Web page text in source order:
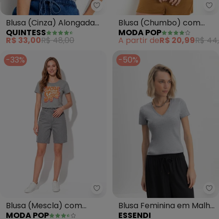
Quintess - Blusa (Cinza)
Blusa (Cinza) Alongada
com Manga Tulipa
QUINTESS
R$ 33,00R$ 48,00
Blusa (Chumbo) com
Estampa com Brilho
MODA POP
A partir deR$ 20,99R$
-33%
Moda Pop - Blusa (Mescla)
Blusa (Mescla) com
MODA POP
-50%
Blusa Feminina em Malha
ESSENDI